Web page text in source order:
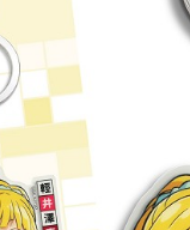
）
含以上)免運費
含以上)免運費